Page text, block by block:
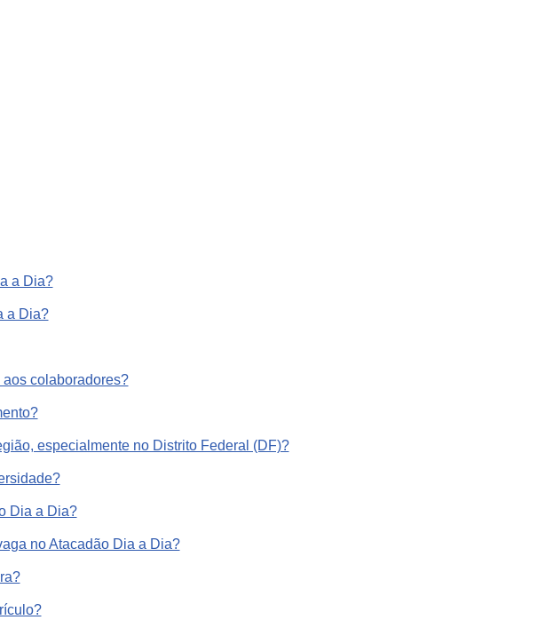
a Dia?
a Dia?
colaboradores?
especialmente no Distrito Federal (DF)?
Dia a Dia?
no Atacadão Dia a Dia?